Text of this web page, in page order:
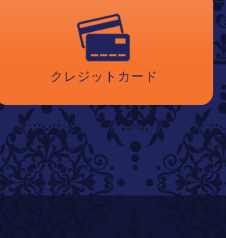
クレジットカード